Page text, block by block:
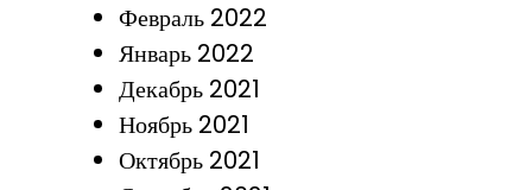
Февраль 2022
Январь 2022
Декабрь 2021
Ноябрь 2021
Октябрь 2021